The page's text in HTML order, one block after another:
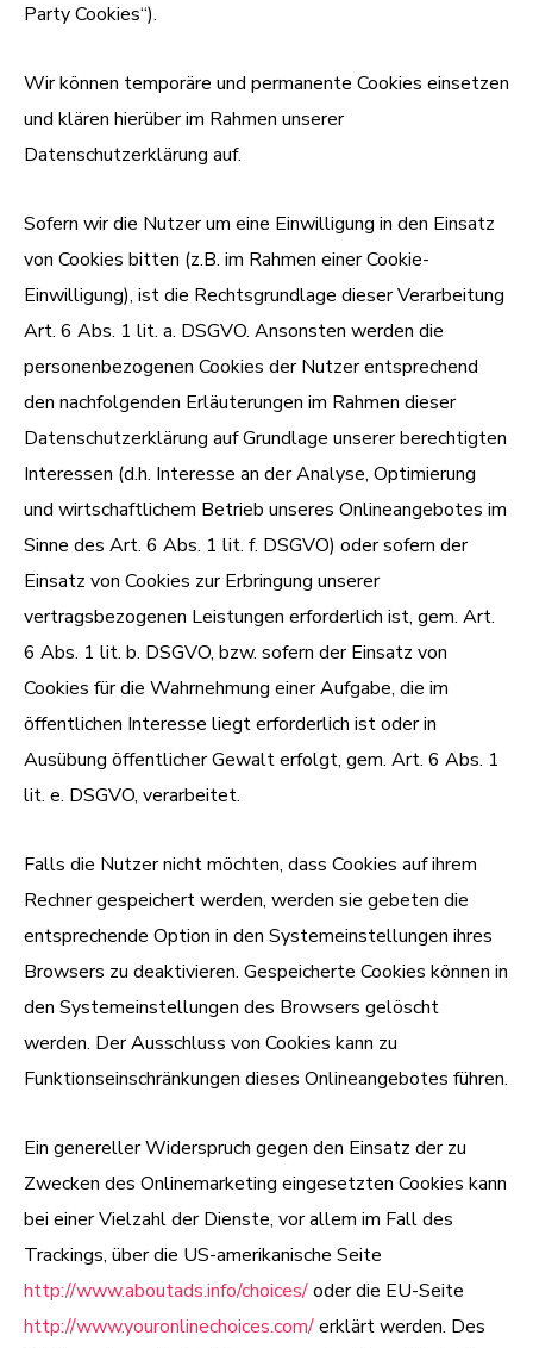
Party Cookies“).
Wir können temporäre und permanente Cookies einsetzen
und klären hierüber im Rahmen unserer
Datenschutzerklärung auf.
Sofern wir die Nutzer um eine Einwilligung in den Einsatz
von Cookies bitten (z.B. im Rahmen einer Cookie-
Einwilligung), ist die Rechtsgrundlage dieser Verarbeitung
Art. 6 Abs. 1 lit. a. DSGVO. Ansonsten werden die
personenbezogenen Cookies der Nutzer entsprechend
den nachfolgenden Erläuterungen im Rahmen dieser
Datenschutzerklärung auf Grundlage unserer berechtigten
Interessen (d.h. Interesse an der Analyse, Optimierung
und wirtschaftlichem Betrieb unseres Onlineangebotes im
Sinne des Art. 6 Abs. 1 lit. f. DSGVO) oder sofern der
Einsatz von Cookies zur Erbringung unserer
vertragsbezogenen Leistungen erforderlich ist, gem. Art.
6 Abs. 1 lit. b. DSGVO, bzw. sofern der Einsatz von
Cookies für die Wahrnehmung einer Aufgabe, die im
öffentlichen Interesse liegt erforderlich ist oder in
Ausübung öffentlicher Gewalt erfolgt, gem. Art. 6 Abs. 1
lit. e. DSGVO, verarbeitet.
Falls die Nutzer nicht möchten, dass Cookies auf ihrem
Rechner gespeichert werden, werden sie gebeten die
entsprechende Option in den Systemeinstellungen ihres
Browsers zu deaktivieren. Gespeicherte Cookies können in
den Systemeinstellungen des Browsers gelöscht
werden. Der Ausschluss von Cookies kann zu
Funktionseinschränkungen dieses Onlineangebotes führen.
Ein genereller Widerspruch gegen den Einsatz der zu
Zwecken des Onlinemarketing eingesetzten Cookies kann
bei einer Vielzahl der Dienste, vor allem im Fall des
Trackings, über die US-amerikanische Seite
http://www.aboutads.info/choices/oder die EU-Seite
http://www.youronlinechoices.com/erklärt werden. Des